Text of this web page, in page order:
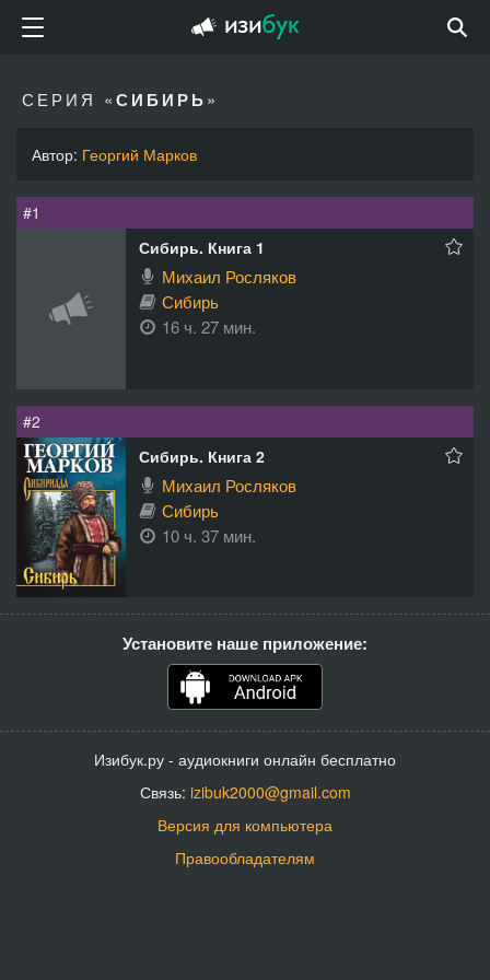
СЕРИЯ «СИБИРЬ»
Автор: Георгий Марков
#1
Сибирь. Книга 1
Михаил Росляков
Сибирь
16 ч. 27 мин.
#2
Сибирь. Книга 2
Михаил Росляков
Сибирь
10 ч. 37 мин.
Установите наше приложение:
Изибук.ру - аудиокниги онлайн бесплатно
Связь: izibuk2000@gmail.com
Версия для компьютера
Правообладателям